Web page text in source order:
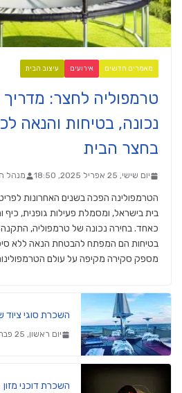
מאמרים חדשים אירועים עיצוב הבית
טרמפוליה לחצר:
נכונה, בטיחות והנאה
בחצר הבית
יום שישי, 25 אפריל 2025, 18:50 מנהל
הטרמפולינה הפכה בשנים האחרונות
בית בישראל, ומסמלת פעילות גופנית, כיף
כאחד. בחירה נכונה של טרמפוליה,
בטיחות הם המפתח להבטחת הנאה ללא
מספק סקירה מקיפה על עולם
השכרת סוגי ציוד
יום ראשון, 25 פברואר 2018, 18:33
השכרת דוכני מזון